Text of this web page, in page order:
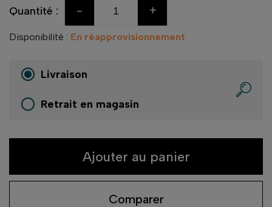
Quantité : - +
Disponibilité : En réapprovisionnement
Livraison
Retrait en magasin
Ajouter au panier
Comparer